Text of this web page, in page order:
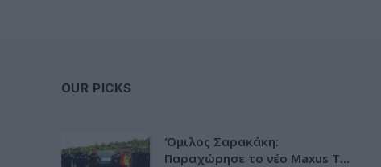
OUR PICKS
Όμιλος Σαρακάκη:
Παραχώρησε το νέο Maxus T60